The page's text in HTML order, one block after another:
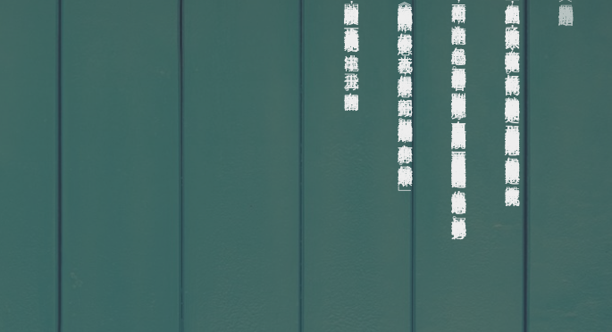
一個奇幻世界的馬戲團，除了老虎獅子黑熊大象，有些雷霆蜥蜴甚至冰龍，好像也是很有可能的。幼獸總是容易馴服又制約在長鞭之下。那如果這些擁有力量的奇獸忽然萌生獨立的意念呢？如果這隻奇獸又剛好可以跟人類溝通，雙方會怎麼交流呢？
不知道原因如何，名為「諾爾」的龍，忽然起心動念，想要飛出去外面的世界看看。馴獸師於是搬出給人類眷養不愁吃穿，自由反而要自己負責生活之類的論調來說服。「諾爾」曾見證另一隻原本正常的巨獸忽然抓狂嘗試出逃而被正法的過程，但等他自己也萌生想飛的念頭，屬於他的叛逃也勢在必行了。
這部小說讓我想起《銃夢》的一段對話：「如果心中不懷著夢想，人就會死去。但如果只是懷著夢想，卻完全不行動，那麼那個人就會逐漸的腐爛。永有夢想的罪行，就只能靠行動來贖罪。」
關於自由的討論結束後，接下來就是看冰龍如何施展小聰明，逃出牢籠，飛上青天，奔向遼闊的世界。